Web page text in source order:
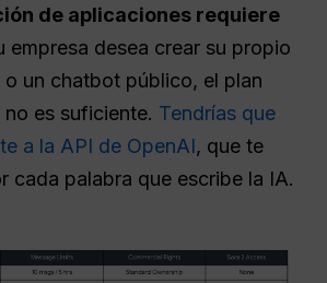
de aplicaciones requiere
empresa desea crear su propio
un chatbot público, el plan
es suficiente. Tendrías que
a la API de OpenAI, que te
cada palabra que escribe la IA.